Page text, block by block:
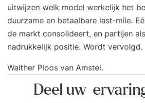
uitwijzen welk model werkelijk het
duurzame en betaalbare last-mile.
de markt consolideert, en partijen
nadrukkelijk positie. Wordt vervolgd.
Walther Ploos van Amstel.
Deel uw